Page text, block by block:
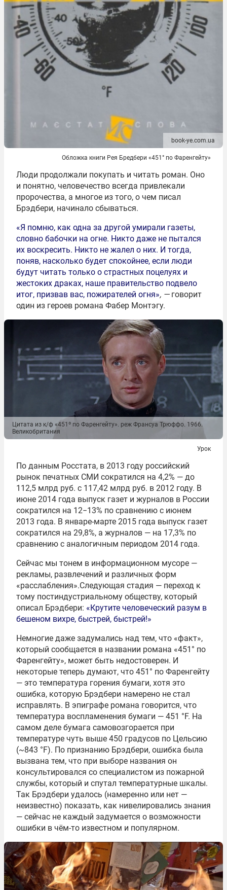
book-ye.com.ua
Обложка книги Рея Бредбери «451° по Фаренгейту»
Люди продолжали покупать и читать роман. Оно
и понятно, человечество всегда привлекали
пророчества, а многое из того, о чем писал
Брэдбери, начинало сбываться.
«Я помню, как одна за другой умирали газеты,
словно бабочки на огне. Никто даже не пытался
их воскресить. Никто не жалел о них. И тогда,
поняв, насколько будет спокойнее, если люди
будут читать только о страстных поцелуях и
жестоких драках, наше правительство подвело
итог, призвав вас, пожирателей огня», — говорит
один из героев романа Фабер Монтэгу.
Цитата из к/ф «451º по Фаренгейту». реж Франсуа Трюффо. 1966.
Великобритания
Урок
По данным Росстата, в 2013 году российский
рынок печатных СМИ сократился на 4,2% — до
112,5 млрд руб. с 117,42 млрд руб. в 2012 году. В
июне 2014 года выпуск газет и журналов в России
сократился на 12−13% по сравнению с июнем
2013 года. В январе-марте 2015 года выпуск газет
сократился на 29,8%, а журналов — на 17,3% по
сравнению с аналогичным периодом 2014 года.
Сейчас мы тонем в информационном мусоре —
рекламы, развлечений и различных форм
«расслабления».Следующая стадия — переход к
тому постиндустриальному обществу, который
описал Брэдбери: «Крутите человеческий разум в
бешеном вихре, быстрей, быстрей!»
Немногие даже задумались над тем, что «факт»,
который сообщается в названии романа «451° по
Фаренгейту», может быть недостоверен. И
некоторые теперь думают, что 451° по Фаренгейту
— это температура горения бумаги, хотя это
ошибка, которую Брэдбери намерено не стал
исправлять. В эпиграфе романа говорится, что
температура воспламенения бумаги — 451 °F. На
самом деле бумага самовозгорается при
температуре чуть выше 450 градусов по Цельсию
(~843 °F). По признанию Брэдбери, ошибка была
вызвана тем, что при выборе названия он
консультировался со специалистом из пожарной
службы, который и спутал температурные шкалы.
Так Брэдбери удалось (намеренно или нет —
неизвестно) показать, как нивелировались знания
— сейчас не каждый задумается о возможности
ошибки в чём-то известном и популярном.